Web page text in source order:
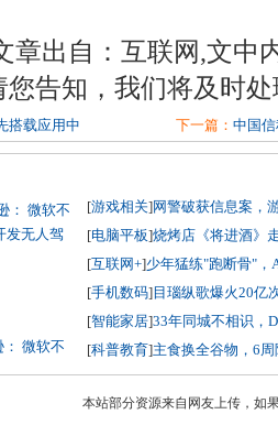
章出自：互联网,文中
告知，我们将及时
搭载应用中 下一篇： 中国
： 微软不
[游戏相关]网警破获信息案，
[电脑平板]烧烤店《将进酒》
[互联网+]少年猛练"跑断骨"，
[手机数码]目瑙纵歌爆火20亿
[智能家居]33年同城不相识，
[科普教育]主食换全谷物，6
本站部分资源来自网友上传，如